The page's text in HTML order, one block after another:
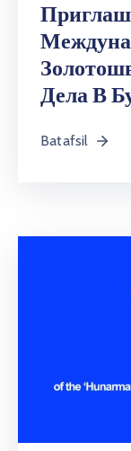
Дела В
Batafsil